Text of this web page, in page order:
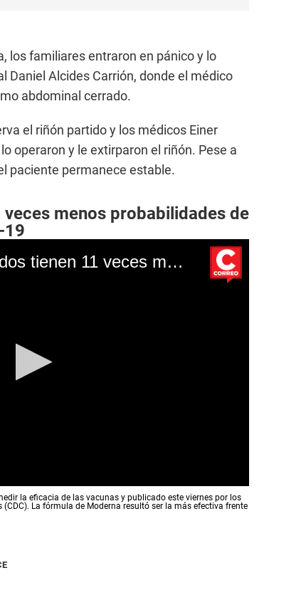
los familiares entraron en pánico y lo
Daniel Alcides Carrión, donde el médico
abdominal cerrado.
el riñón partido y los médicos Einer
operaron y le extirparon el riñón. Pese a
paciente permanece estable.
menos probabilidades de
19
COVID-19: Los vacunados tienen 11 veces menos probabilidades de morir a causa del virus
la eficacia de las vacunas y publicado este viernes por los
La fórmula de Moderna resultó ser la más efectiva frente